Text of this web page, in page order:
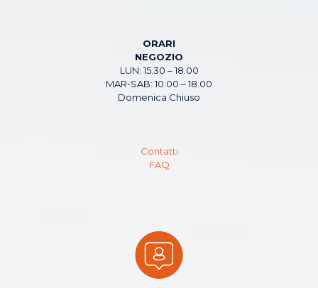
ORARI
NEGOZIO
LUN: 15.30 – 18.00
MAR-SAB: 10.00 – 18.00
Domenica Chiuso
Contatti
FAQ